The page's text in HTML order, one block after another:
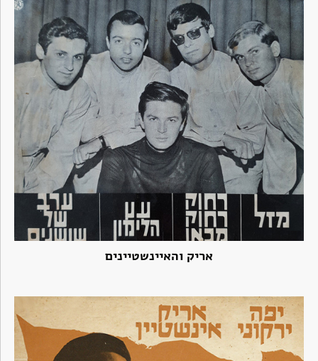
אריק והאיינשטיינים